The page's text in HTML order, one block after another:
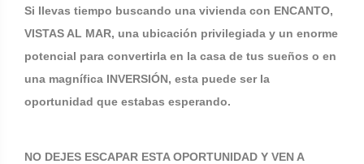
Si llevas tiempo buscando una vivienda con ENCANTO,
VISTAS AL MAR, una ubicación privilegiada y un enorme
potencial para convertirla en la casa de tus sueños o en
una magnífica INVERSIÓN, esta puede ser la
oportunidad que estabas esperando.
NO DEJES ESCAPAR ESTA OPORTUNIDAD Y VEN A